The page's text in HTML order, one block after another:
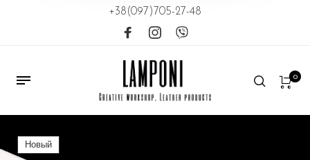
+38(097)705-27-48
0
Новый